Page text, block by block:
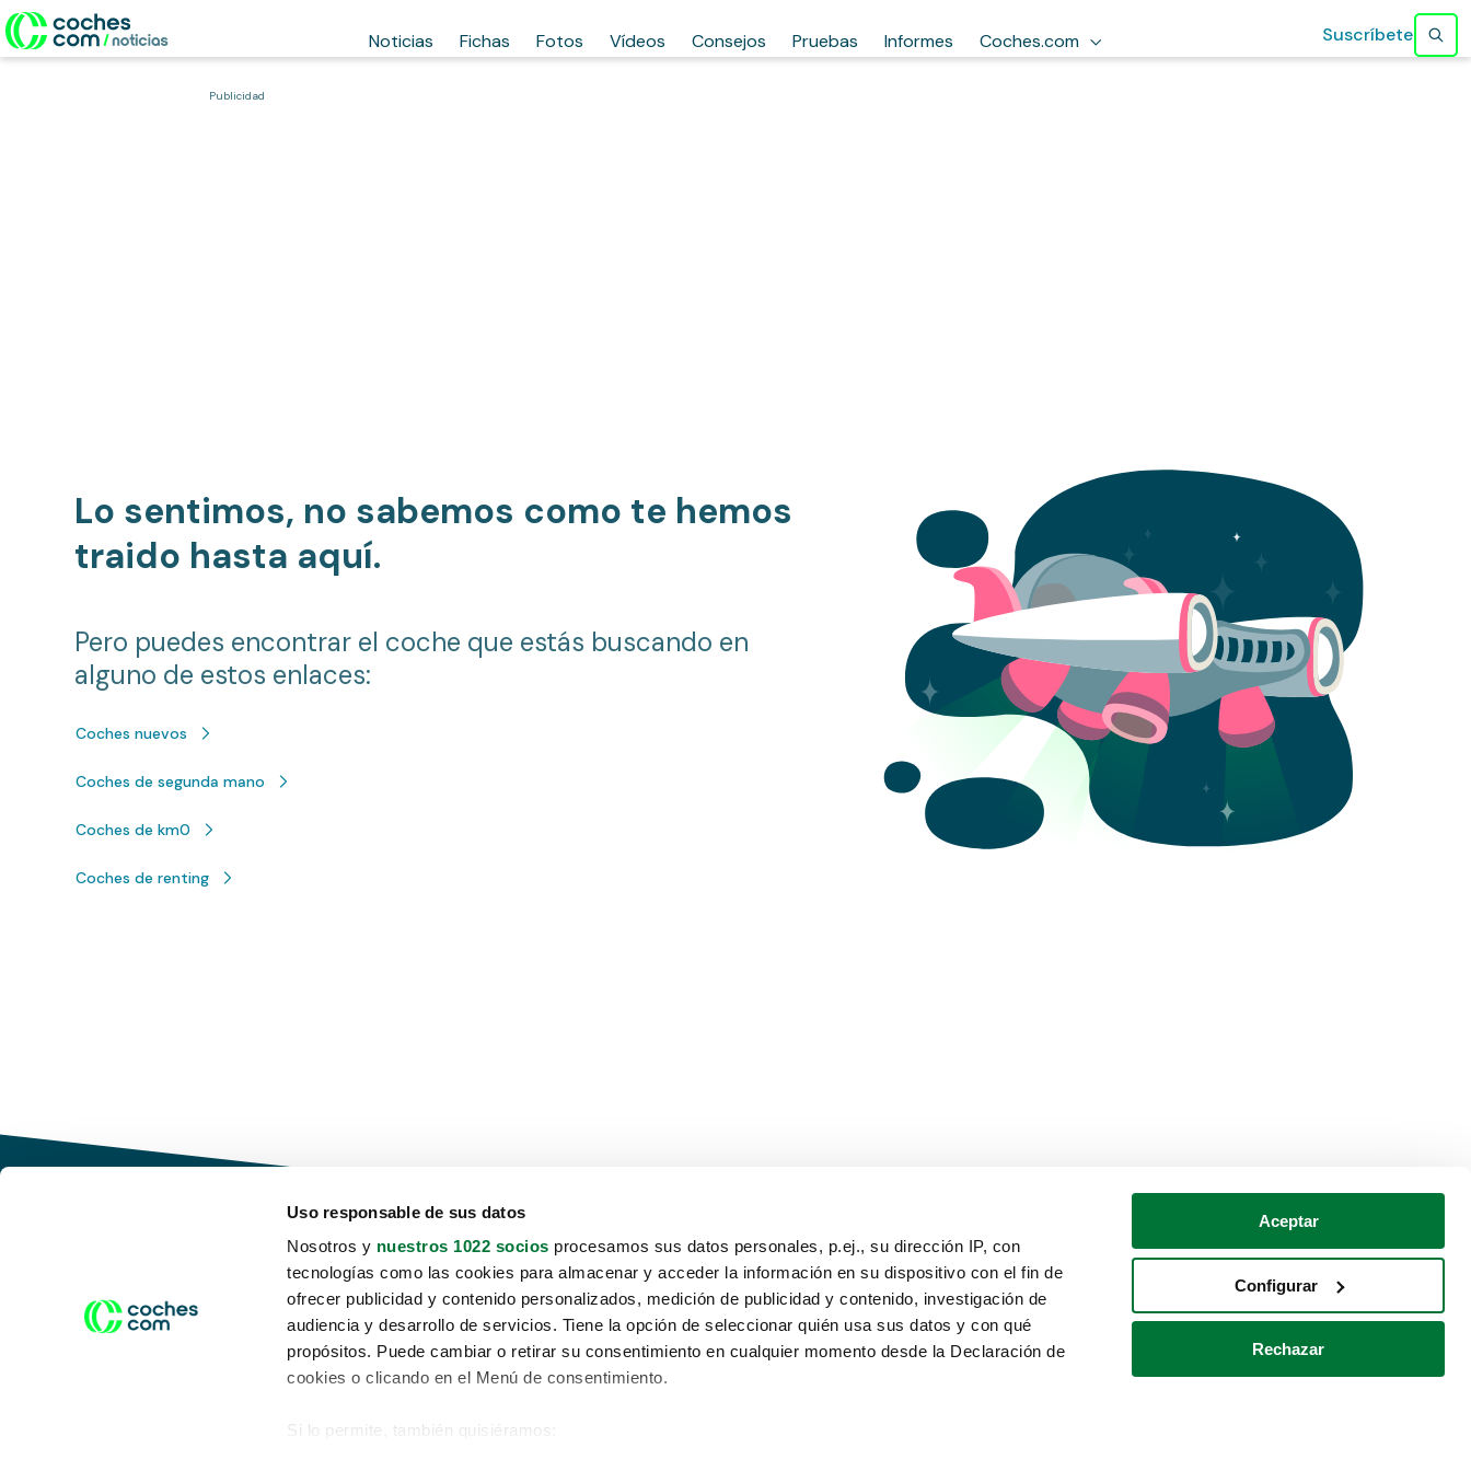
Uso responsable de sus datos
Nosotros y nuestros 1022 socios procesamos sus datos personales, p.ej., su dirección IP, con
tecnologías como las cookies para almacenar y acceder la información en su dispositivo con el fin de
ofrecer publicidad y contenido personalizados, medición de publicidad y contenido, investigación de
audiencia y desarrollo de servicios. Tiene la opción de seleccionar quién usa sus datos y con qué
propósitos. Puede cambiar o retirar su consentimiento en cualquier momento desde la Declaración de
cookies o clicando en el Menú de consentimiento.
Si lo permite, también quisiéramos:
Aceptar
Configurar
Rechazar
Noticias Fichas Fotos Vídeos Consejos Pruebas Informes Coches.com Suscríbete
Publicidad
Lo sentimos, no sabemos como te hemos
traido hasta aquí.
Pero puedes encontrar el coche que estás buscando en
alguno de estos enlaces:
Coches nuevos
Coches de segunda mano
Coches de km0
Coches de renting
Conduce tu futuro,
desata tu movilidad